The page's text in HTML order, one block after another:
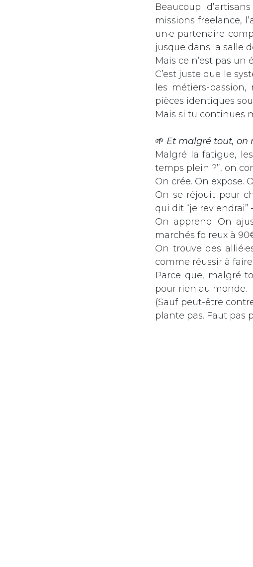
Beaucoup
missions freelance,
un·e partenaire
jusque dans la salle
Mais ce n’est pas un
C’est juste que le
les métiers-
pièces identiques
Mais si tu continues
🌱 Et malgré tout, on
Malgré la fatigue,
temps plein ?”, on
On crée. On expose.
On se réjouit pour
qui dit “je
On apprend. On
marchés foireux à
On trouve des
comme réussir à
Parce que, malgré
pour rien au monde.
(Sauf peut-être
plante pas. Faut pas